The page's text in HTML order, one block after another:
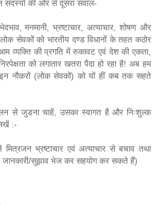
सदस्यों की ओर से दूसरा सवाल-
मनमानी, भ्रष्टाचार, अत्याचार, शोषण और
सेवकों को भारतीय दण्ड विधानों के तहत कठोर
व्यक्ति की प्रगति में रुकावट एवं देश की एकता,
को लगातार खतरा पैदा हो रहा है! अब हम
नौकरों (लोक सेवकों) को यों हीं कब तक सहते
से जुडना चाहें, उसका स्वागत है और निःशुल्क
:-
भ्रष्टाचार एवं अत्याचार से बचाव तथा
जानकारी/सुझाव भेज कर सहयोग कर सकते हैं)